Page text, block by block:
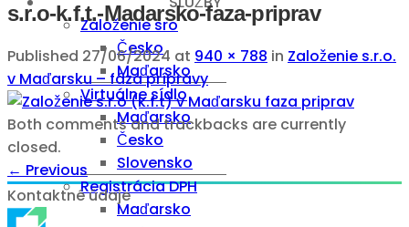
Založenie sro
Česko
Maďarsko
Virtuálne sídlo
Maďarsko
Česko
Slovensko
Registrácia DPH
Maďarsko
s.r.o-k.f.t.-Madarsko-faza-priprav
Published 27/06/2024 at 940 × 788 in Založenie s.r.o.
v Maďarsku – fáza prípravy
Both comments and trackbacks are currently
closed.
← Previous
Kontaktné údaje